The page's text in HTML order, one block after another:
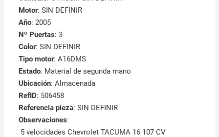
Motor: SIN DEFINIR
Año: 2005
Nº Puertas: 3
Color: SIN DEFINIR
Tipo motor: A16DMS
Estado: Material de segunda mano
Ubicación: Almacenada
RefID: 506458
Referencia pieza: SIN DEFINIR
Observaciones:
5 velocidades Chevrolet TACUMA 16 107 CV